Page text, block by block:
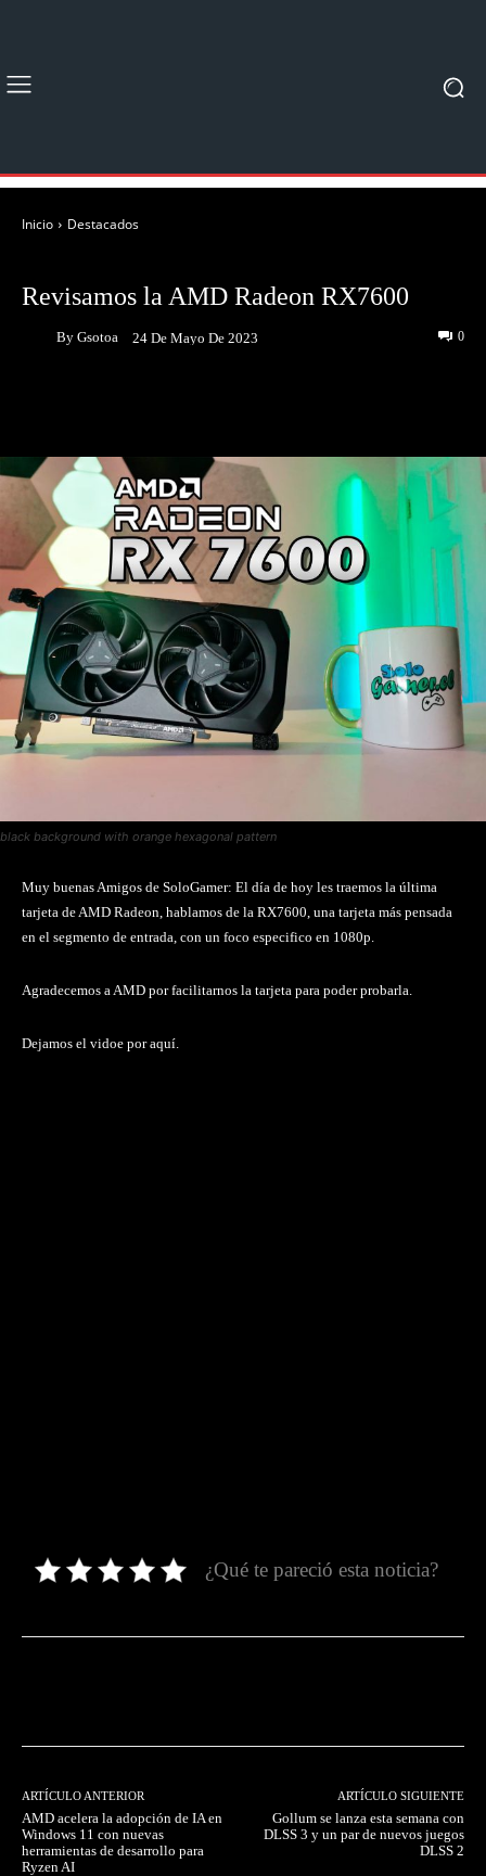
Inicio Destacados
Revisamos la AMD Radeon RX7600
By Gsotoa 24 De Mayo De 2023 0
black background with orange hexagonal pattern
Muy buenas Amigos de SoloGamer: El día de hoy les traemos la última
tarjeta de AMD Radeon, hablamos de la RX7600, una tarjeta más pensada
en el segmento de entrada, con un foco especifico en 1080p.
Agradecemos a AMD por facilitarnos la tarjeta para poder probarla.
Dejamos el vidoe por aquí.
¿Qué te pareció esta noticia?
ARTÍCULO ANTERIOR
AMD acelera la adopción de IA en
Windows 11 con nuevas
herramientas de desarrollo para
Ryzen AI
ARTÍCULO SIGUIENTE
Gollum se lanza esta semana con
DLSS 3 y un par de nuevos juegos
DLSS 2